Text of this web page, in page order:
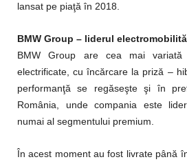
lansat pe piaţă în 2018.
BMW Group – liderul
BMW Group are cea mai variată
electrificate, cu încărcare la priză –
performanţă se regăseşte şi în
România, unde compania este
numai al segmentului premium.
În acest moment au fost livrate până